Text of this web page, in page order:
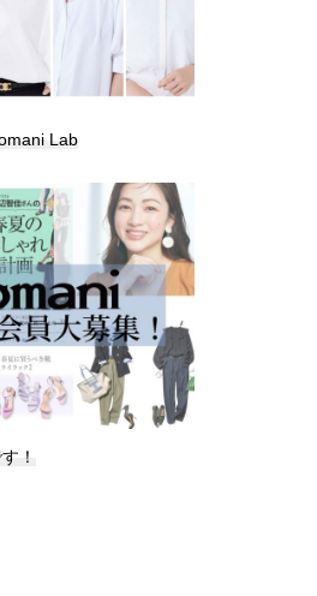
Lab
！